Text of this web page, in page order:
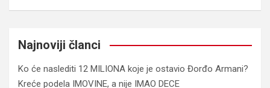
Najnoviji članci
Ko će naslediti 12 MILIONA koje je ostavio Đorđo Armani?
Kreće podela IMOVINE, a nije IMAO DECE